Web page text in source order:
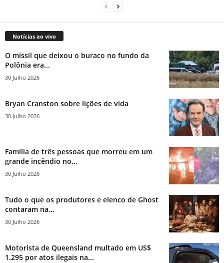
Notícias ao vivo
O míssil que deixou o buraco no fundo da
Polônia era...
30 Julho 2026
Bryan Cranston sobre lições de vida
30 Julho 2026
Família de três pessoas que morreu em um
grande incêndio no...
30 Julho 2026
Tudo o que os produtores e elenco de Ghost
contaram na...
30 Julho 2026
Motorista de Queensland multado em US$
1.295 por atos ilegais na...